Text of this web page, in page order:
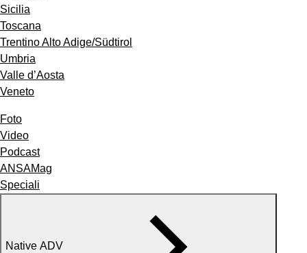
Sicilia
Toscana
Trentino Alto Adige/Südtirol
Umbria
Valle d’Aosta
Veneto
Foto
Video
Podcast
ANSAMag
Speciali
Native ADV